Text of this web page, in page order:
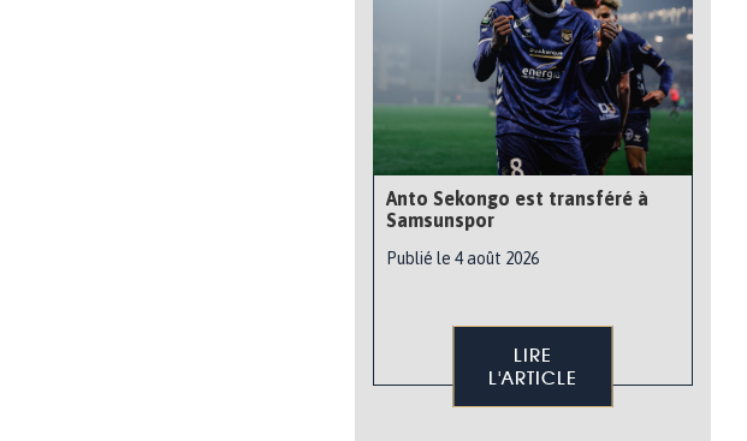
Anto Sekongo est transféré à
Samsunspor
Publié le 4 août 2026
LIRE
L'ARTICLE